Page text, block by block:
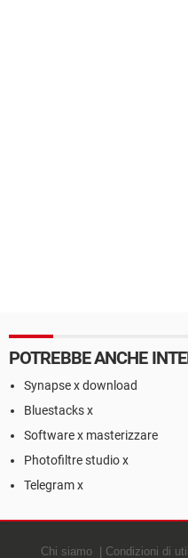
POTREBBE ANCHE
Synapse x download
Bluestacks x
Software x masterizzare
Photofiltre studio x
Telegram x
Chi siamo Condizioni di